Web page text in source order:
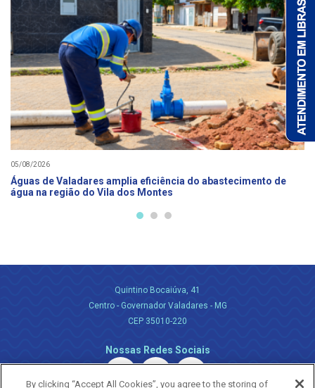
05/08/2026
Águas de Valadares amplia eficiência do abastecimento de
água na região do Vila dos Montes
Quintino Bocaiúva, 41
Centro - Governador Valadares - MG
CEP 35010-220
Nossas Redes Sociais
By clicking “Accept All Cookies”, you agree to the storing of